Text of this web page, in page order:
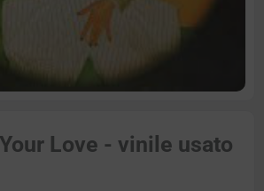
Love - vinile usato